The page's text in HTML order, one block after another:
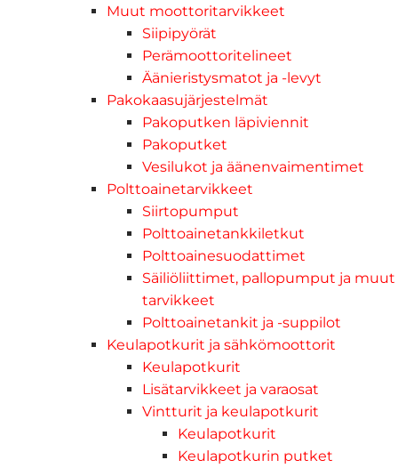
Muut moottoritarvikkeet
Siipipyörät
Perämoottoritelineet
Äänieristysmatot ja -levyt
Pakokaasujärjestelmät
Pakoputken läpiviennit
Pakoputket
Vesilukot ja äänenvaimentimet
Polttoainetarvikkeet
Siirtopumput
Polttoainetankkiletkut
Polttoainesuodattimet
Säiliöliittimet, pallopumput ja muut
tarvikkeet
Polttoainetankit ja -suppilot
Keulapotkurit ja sähkömoottorit
Keulapotkurit
Lisätarvikkeet ja varaosat
Vintturit ja keulapotkurit
Keulapotkurit
Keulapotkurin putket